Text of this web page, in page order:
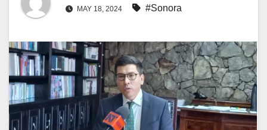
MAY 18, 2024 #Sonora